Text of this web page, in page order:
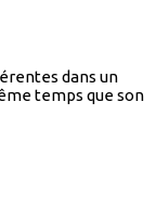
dans un
temps que son